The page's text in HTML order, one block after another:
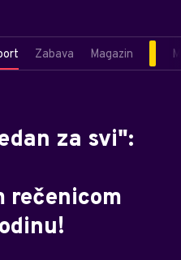
Zabava Magazin
za svi":
rečenicom